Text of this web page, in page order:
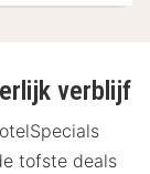
verblijf
tofste deals